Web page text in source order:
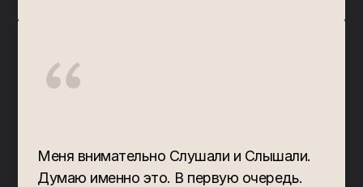
“
Меня внимательно Слушали и Слышали.
Думаю именно это. В первую очередь.